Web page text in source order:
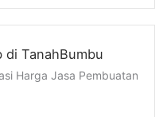
di TanahBumbu
Harga Jasa Pembuatan